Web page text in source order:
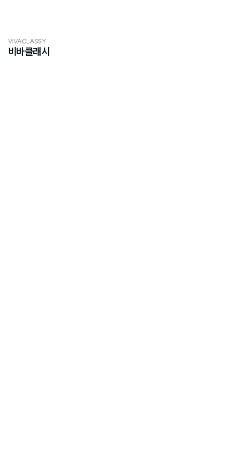
VIVACLASSY
비바클래시